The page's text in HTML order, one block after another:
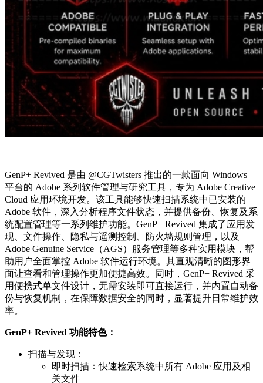
GenP+ Revived 是由 @CGTwisters 推出的一款面向 Windows
平台的 Adobe 系列软件管理与研究工具，专为 Adobe Creative
Cloud 应用环境开发。该工具能够快速扫描系统中已安装的
Adobe 软件，深入分析程序文件状态，并提供备份、恢复及系
统配置管理等一系列维护功能。GenP+ Revived 集成了应用发
现、文件操作、隐私与遥测控制、防火墙规则管理，以及
Adobe Genuine Service（AGS）服务管理等多种实用模块，帮
助用户全面掌控 Adobe 软件运行环境。其直观清晰的图形界
面让查看和管理操作更加便捷高效。同时，GenP+ Revived 采
用便携式单文件设计，无需安装即可直接运行，并内置自动备
份与恢复机制，在保障数据安全的同时，显著提升日常维护效
率。
GenP+ Revived 功能特色：
扫描与发现：
即时扫描：快速检索系统中所有 Adobe 应用及相
关文件